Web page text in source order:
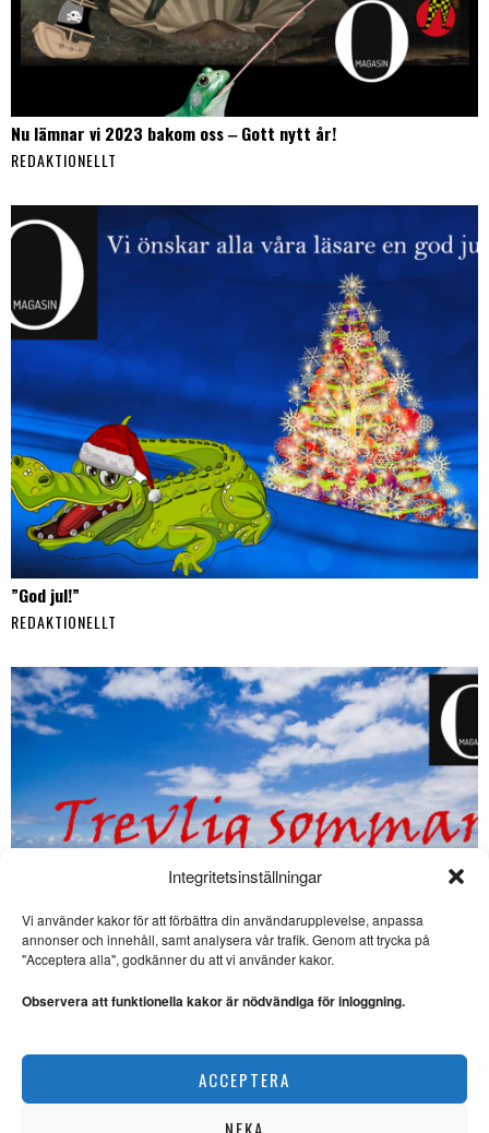
Integritetsinställningar
Vi använder kakor för att förbättra din användarupplevelse, anpassa
annonser och innehåll, samt analysera vår trafik. Genom att trycka på
"Acceptera alla", godkänner du att vi använder kakor.
Observera att funktionella kakor är nödvändiga för inloggning.
ACCEPTERA
NEKA
Nu lämnar vi 2023 bakom oss ‒ Gott nytt år!
REDAKTIONELLT
”God jul!”
REDAKTIONELLT
Glad midsommar!
SE ÄVEN
mot demokratin
hur hat